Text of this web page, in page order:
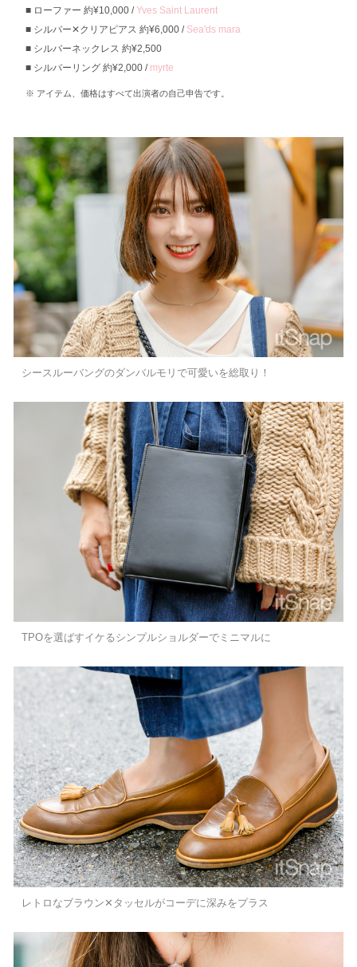
ローファー 約¥10,000 /Yves Saint Laurent
シルバー✕クリアピアス 約¥6,000 / Sea'ds mara
シルバーネックレス 約¥2,500
シルバーリング 約¥2,000 / myrte
アイテム、価格はすべて出演者の自己申告です。
シースルーバングのダンバルモリで可愛いを総取り！
TPOを選ばすイケるシンプルショルダーでミニマルに
レトロなブラウン✕タッセルがコーデに深みをプラス